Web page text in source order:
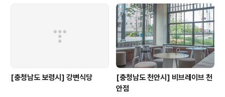
[충청남도 보령시] 강변식당
[충청남도 천안시] 비브레이브 천
안점